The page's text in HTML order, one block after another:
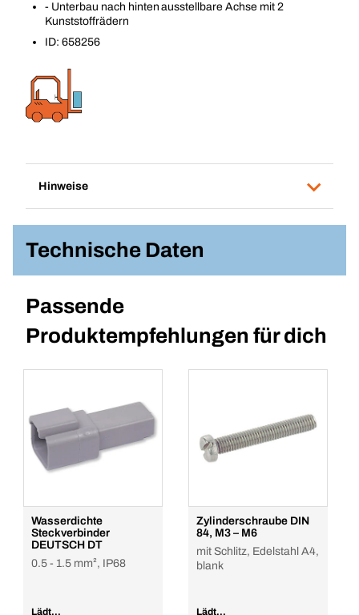
- Unterbau nach hinten ausstellbare Achse mit 2
Kunststoffrädern
ID: 658256
Hinweise
Technische Daten
Passende
Produktempfehlungen für dich
Wasserdichte
Steckverbinder
DEUTSCH DT
0.5 - 1.5 mm², IP68
Lädt...
Zylinderschraube DIN
84, M3 – M6
mit Schlitz, Edelstahl A4,
blank
Lädt...